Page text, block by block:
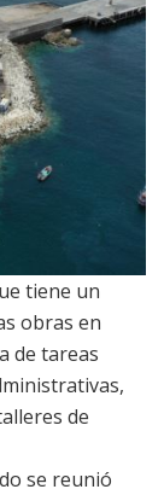
tiene un
obras en
de tareas
de
se reunió